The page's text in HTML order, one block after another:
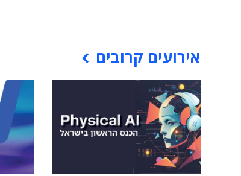
אירועים קרובים